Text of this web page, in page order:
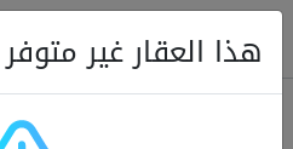
هذا العقار غير متوفر